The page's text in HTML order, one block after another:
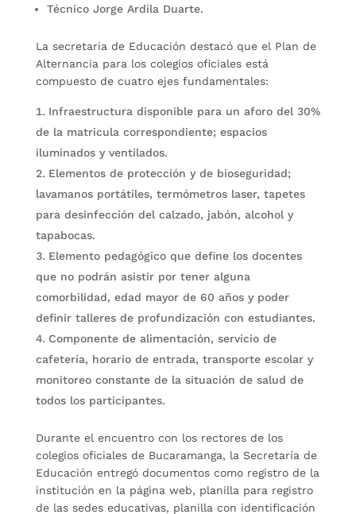
Técnico Jorge Ardila Duarte.
La secretaria de Educación destacó que el Plan de
Alternancia para los colegios oficiales está
compuesto de cuatro ejes fundamentales:
Infraestructura disponible para un aforo del 30%
de la matricula correspondiente; espacios
iluminados y ventilados.
Elementos de protección y de bioseguridad;
lavamanos portátiles, termómetros laser, tapetes
para desinfección del calzado, jabón, alcohol y
tapabocas.
Elemento pedagógico que define los docentes
que no podrán asistir por tener alguna
comorbilidad, edad mayor de 60 años y poder
definir talleres de profundización con estudiantes.
Componente de alimentación, servicio de
cafetería, horario de entrada, transporte escolar y
monitoreo constante de la situación de salud de
todos los participantes.
Durante el encuentro con los rectores de los
colegios oficiales de Bucaramanga, la Secretaría de
Educación entregó documentos como registro de la
institución en la página web, planilla para registro
de las sedes educativas, planilla con identificación